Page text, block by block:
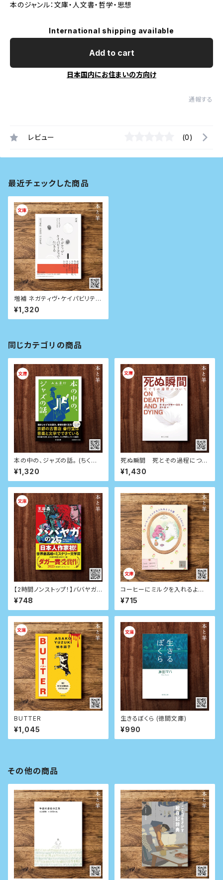
本のジャンル：文庫・人文書・哲学・思想
International shipping available
Add to cart
日本国内にお住まいの方向け
通報する
レビュー (0)
最近チェックした商品
増補 ネガティヴ・ケイパビリティ
で生きる 答えを急がず立ち止ま
る力
¥1,320
同じカテゴリの商品
本の中の、ジャズの話。 (ちくま
文庫)
¥1,320
死ぬ瞬間 死とその過程につい
て
¥1,430
【2時間ノンストップ！】ババヤガ
の夜
¥748
コーヒーにミルクを入れるよう
な愛（サイン本）
¥715
BUTTER
¥1,045
生きるぼくら (徳間文庫)
¥990
その他の商品